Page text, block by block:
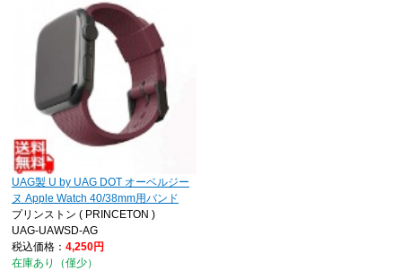
UAG製 U by UAG DOT オーベルジー
ヌ Apple Watch 40/38mm用バンド
プリンストン ( PRINCETON )
UAG-UAWSD-AG
税込価格： 4,250円
在庫あり（僅少）